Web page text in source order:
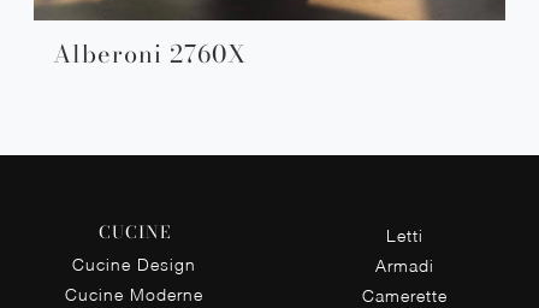
Alberoni 2760X
CUCINE
Cucine Design
Cucine Moderne
Letti
Armadi
Camerette